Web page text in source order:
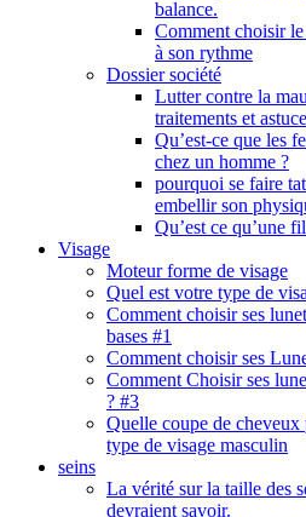
balance.
Comment choisir
à son rythme
Dossier société
Lutter contre la
traitements et
Qu’est-ce que les
chez un homme ?
pourquoi se faire
embellir son
Qu’est ce qu’une
Visage
Moteur forme de visage
Quel est votre type de
Comment choisir ses
bases #1
Comment choisir ses
Comment Choisir ses
? #3
Quelle coupe de
type de visage masculin
seins
La vérité sur la taille des
devraient savoir.